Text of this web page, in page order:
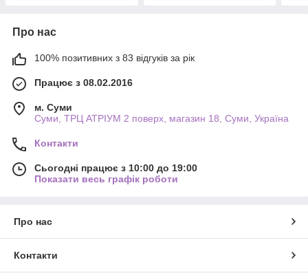
Про нас
100% позитивних з 83 відгуків за рік
Працює з 08.02.2016
м. Суми
Суми, ТРЦ АТРІУМ 2 поверх, магазин 18, Суми, Україна
Контакти
Сьогодні працює з 10:00 до 19:00
Показати весь графік роботи
Про нас
Контакти